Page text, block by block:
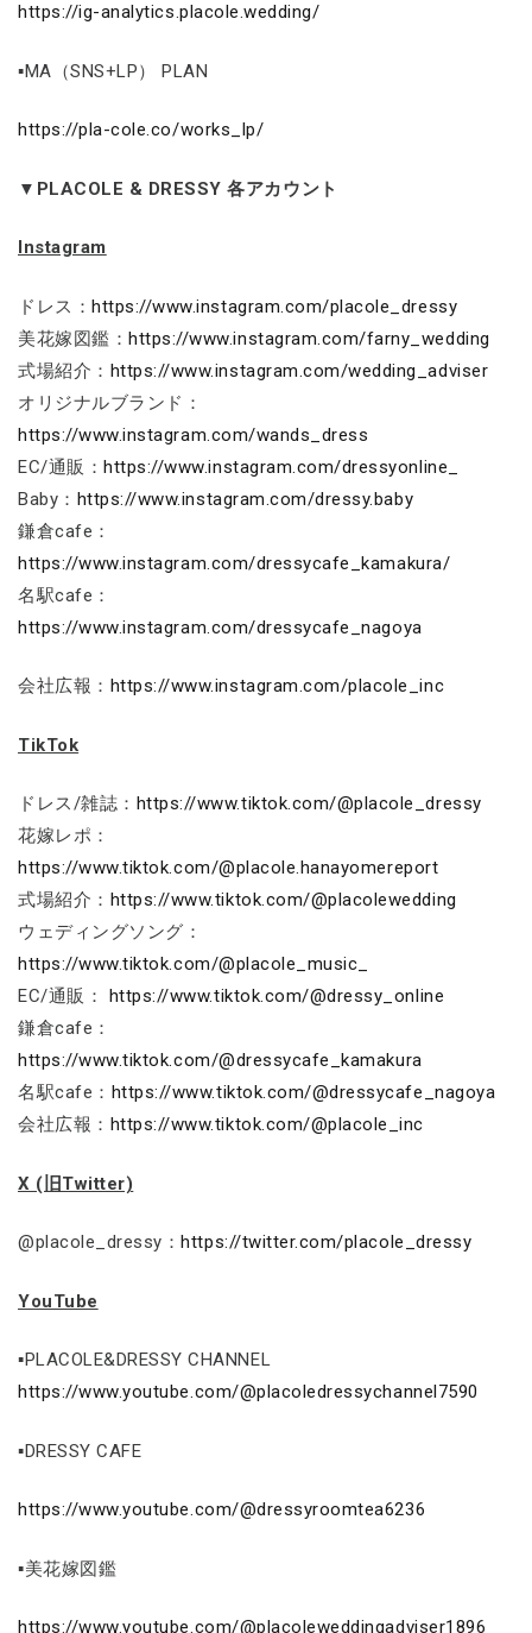
https://ig-analytics.placole.wedding/
▪MA（SNS+LP） PLAN
https://pla-cole.co/works_lp/
▼PLACOLE & DRESSY 各アカウント
Instagram
ドレス：https://www.instagram.com/placole_dressy
美花嫁図鑑：https://www.instagram.com/farny_wedding
式場紹介： https://www.instagram.com/wedding_adviser
オリジナルブランド：
https://www.instagram.com/wands_dress
EC/通販：https://www.instagram.com/dressyonline_
Baby： https://www.instagram.com/dressy.baby
鎌倉cafe：
https://www.instagram.com/dressycafe_kamakura/
名駅cafe：
https://www.instagram.com/dressycafe_nagoya
会社広報： https://www.instagram.com/placole_inc
TikTok
ドレス/雑誌： https://www.tiktok.com/@placole_dressy
花嫁レポ：
https://www.tiktok.com/@placole.hanayomereport
式場紹介： https://www.tiktok.com/@placolewedding
ウェディングソング：
https://www.tiktok.com/@placole_music_
EC/通販： https://www.tiktok.com/@dressy_online
鎌倉cafe：
https://www.tiktok.com/@dressycafe_kamakura
名駅cafe： https://www.tiktok.com/@dressycafe_nagoya
会社広報： https://www.tiktok.com/@placole_inc
X (旧Twitter)
@placole_dressy：https://twitter.com/placole_dressy
YouTube
▪PLACOLE&DRESSY CHANNEL
https://www.youtube.com/@placoledressychannel7590
▪DRESSY CAFE
https://www.youtube.com/@dressyroomtea6236
▪美花嫁図鑑
https://www.youtube.com/@placoleweddingadviser1896